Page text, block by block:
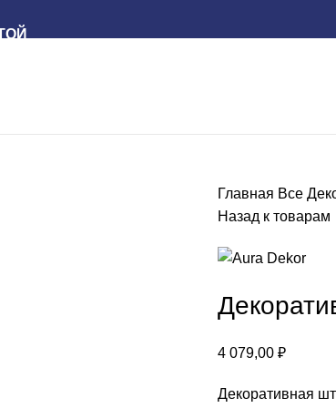
Главная Все
Назад к товарам
4 079,00 ₽
Декоративная